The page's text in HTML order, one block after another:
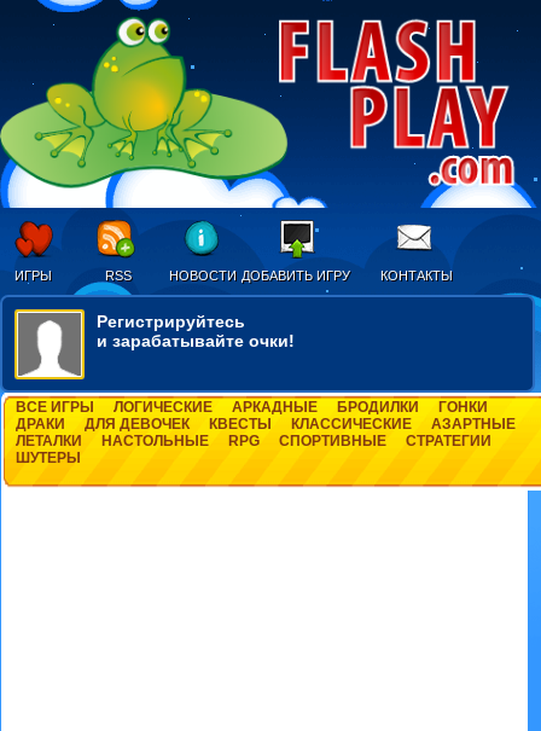
ИГРЫ RSS НОВОСТИ ДОБАВИТЬ ИГРУ КОНТАКТЫ
Регистрируйтесь
и зарабатывайте очки!
ВСЕ ИГРЫ ЛОГИЧЕСКИЕ АРКАДНЫЕ БРОДИЛКИ
ГОНКИ
ДРАКИ
ДЛЯ ДЕВОЧЕК КВЕСТЫ КЛАССИЧЕСКИЕ
АЗАРТНЫЕ
ЛЕТАЛКИ
НАСТОЛЬНЫЕ RPG СПОРТИВНЫЕ
СТРАТЕГИИ
ШУТЕРЫ